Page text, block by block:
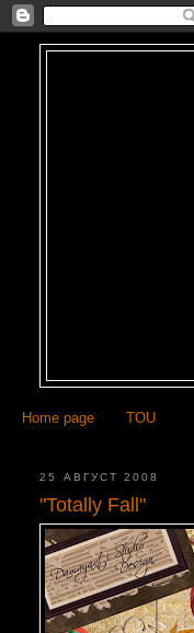
Home page TOU
25 АВГУСТ 2008
"Totally Fall"